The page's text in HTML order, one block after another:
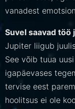
vanadest
Suvel saavad
Jupiter liigub
See võib tuua
igapäevases
tervise eest
hoolitsus ei ole